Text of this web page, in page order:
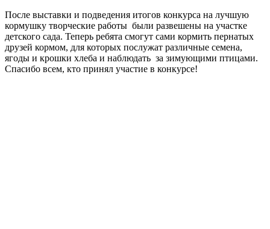
После выставки и подведения итогов конкурса на лучшую
кормушку творческие работы были развешены на участке
детского сада. Теперь ребята смогут сами кормить пернатых
друзей кормом, для которых послужат различные семена,
ягоды и крошки хлеба и наблюдать за зимующими птицами.
Спасибо всем, кто принял участие в конкурсе!